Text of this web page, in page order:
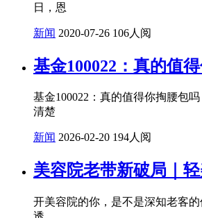
日，恩
新闻 2020-07-26 106人阅
基金100022：真的值
基金100022：真的值得你掏腰包
清楚
新闻 2026-02-20 194人阅
美容院老带新破局｜
开美容院的你，是不是深知老客